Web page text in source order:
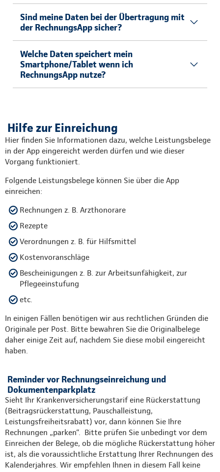
Sind meine Daten bei der Übertragung mit
der RechnungsApp sicher?
Welche Daten speichert mein
Smartphone/Tablet wenn ich
RechnungsApp nutze?
Hilfe zur Einreichung
Hier finden Sie Informationen dazu, welche Leistungsbelege
in der App eingereicht werden dürfen und wie dieser
Vorgang funktioniert.
Folgende Leistungsbelege können Sie über die App
einreichen:
Rechnungen z. B. Arzthonorare
Rezepte
Verordnungen z. B. für Hilfsmittel
Kostenvoranschläge
Bescheinigungen z. B. zur Arbeitsunfähigkeit, zur
Pflegeeinstufung
etc.
In einigen Fällen benötigen wir aus rechtlichen Gründen die
Originale per Post. Bitte bewahren Sie die Originalbelege
daher einige Zeit auf, nachdem Sie diese mobil eingereicht
haben.
Reminder vor Rechnungseinreichung und
Dokumentenparkplatz
Sieht Ihr Krankenversicherungstarif eine Rückerstattung
(Beitragsrückerstattung, Pauschalleistung,
Leistungsfreiheitsrabatt) vor, dann können Sie Ihre
Rechnungen „parken“. Bitte prüfen Sie unbedingt vor dem
Einreichen der Belege, ob die mögliche Rückerstattung höher
ist, als die voraussichtliche Erstattung Ihrer Rechnungen des
Kalenderjahres. Wir empfehlen Ihnen in diesem Fall keine